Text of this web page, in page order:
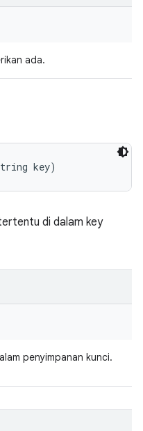
ada.
key)
di dalam key
penyimpanan kunci.